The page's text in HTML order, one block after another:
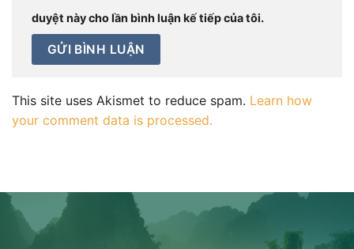
duyệt này cho lần bình luận kế tiếp của tôi.
This site uses Akismet to reduce spam. Learn how
your comment data is processed.